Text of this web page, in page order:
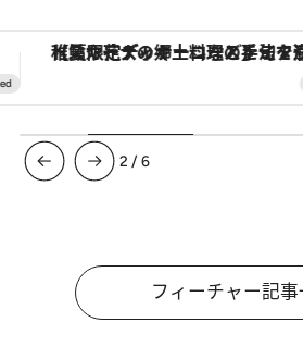
「土佐和ハーブかき氷」がOMO7高知に登場！生姜、山椒、大葉など目にも
3 /6
フィーチャー記